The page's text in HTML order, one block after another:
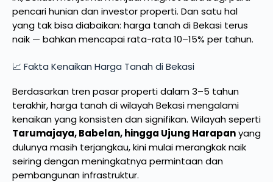
pencari hunian dan investor properti. Dan satu hal
yang tak bisa diabaikan: harga tanah di Bekasi terus
naik — bahkan mencapai rata-rata 10–15% per tahun.
📈 Fakta Kenaikan Harga Tanah di Bekasi
Berdasarkan tren pasar properti dalam 3–5 tahun
terakhir, harga tanah di wilayah Bekasi mengalami
kenaikan yang konsisten dan signifikan. Wilayah seperti
Tarumajaya, Babelan, hingga Ujung Harapanyang
dulunya masih terjangkau, kini mulai merangkak naik
seiring dengan meningkatnya permintaan dan
pembangunan infrastruktur.